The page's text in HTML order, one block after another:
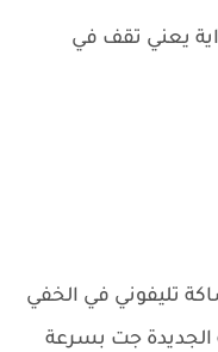
يعني تقف في
تليفوني في الخفي
جت بسرعة